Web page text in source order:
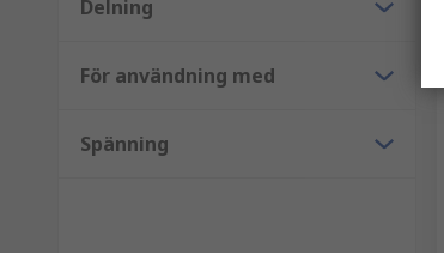
Delning
För användning med
Spänning